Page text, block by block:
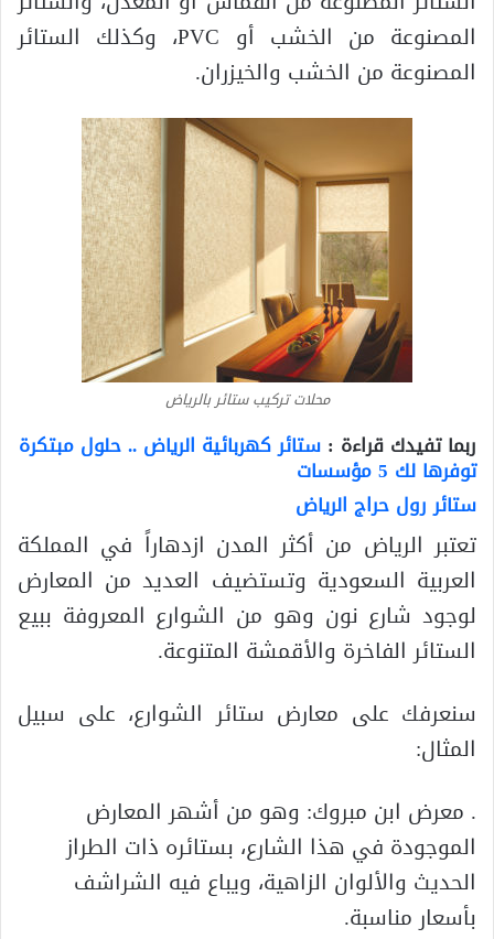
المصنوعة من الخشب أو PVC، وكذلك الستائر
المصنوعة من الخشب والخيزران.
محلات تركيب ستائر بالرياض
ربما تفيدك قراءة : ستائر كهربائية الرياض .. حلول مبتكرة
توفرها لك 5 مؤسسات
ستائر رول حراج الرياض
تعتبر الرياض من أكثر المدن ازدهاراً في المملكة
العربية السعودية وتستضيف العديد من المعارض
لوجود شارع نون وهو من الشوارع المعروفة ببيع
الستائر الفاخرة والأقمشة المتنوعة.
سنعرفك على معارض ستائر الشوارع، على سبيل
المثال:
. معرض ابن مبروك: وهو من أشهر المعارض
الموجودة في هذا الشارع، بستائره ذات الطراز
الحديث والألوان الزاهية، ويباع فيه الشراشف
بأسعار مناسبة.